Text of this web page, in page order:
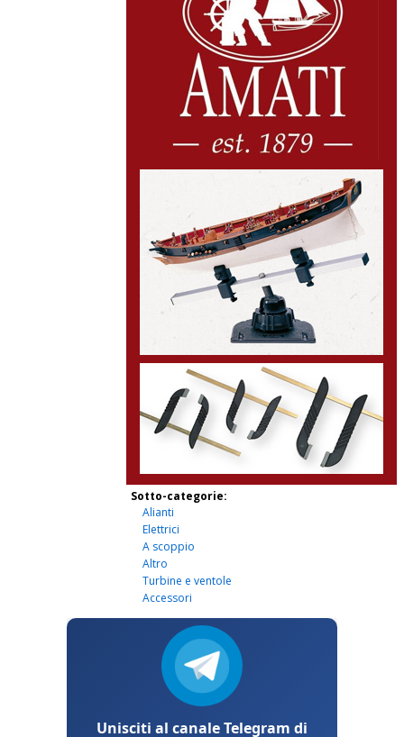
Sotto-categorie:
Alianti
Elettrici
A scoppio
Altro
Turbine e ventole
Accessori